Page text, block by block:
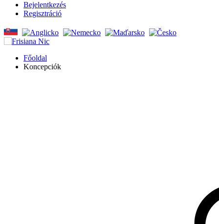
Bejelentkezés
Regisztráció
Főoldal
Koncepciók